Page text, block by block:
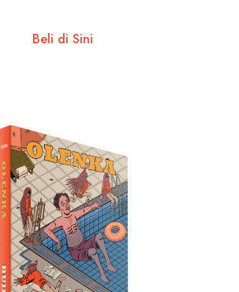
Beli di Sini